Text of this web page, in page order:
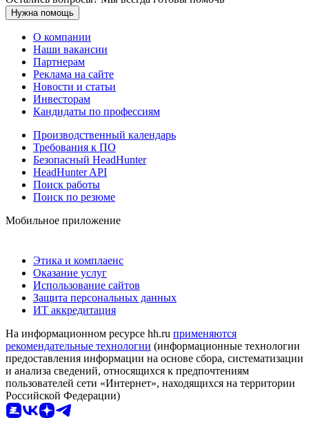
Нужна помощь
О компании
Наши вакансии
Партнерам
Реклама на сайте
Новости и статьи
Инвесторам
Кандидаты по профессиям
Производственный календарь
Требования к ПО
Безопасный HeadHunter
HeadHunter API
Поиск работы
Поиск по резюме
Мобильное приложение
Этика и комплаенс
Оказание услуг
Использование сайтов
Защита персональных данных
ИТ аккредитация
На информационном ресурсе hh.ru применяются
рекомендательные технологии (информационные технологии
предоставления информации на основе сбора, систематизации
и анализа сведений, относящихся к предпочтениям
пользователей сети «Интернет», находящихся на территории
Российской Федерации)